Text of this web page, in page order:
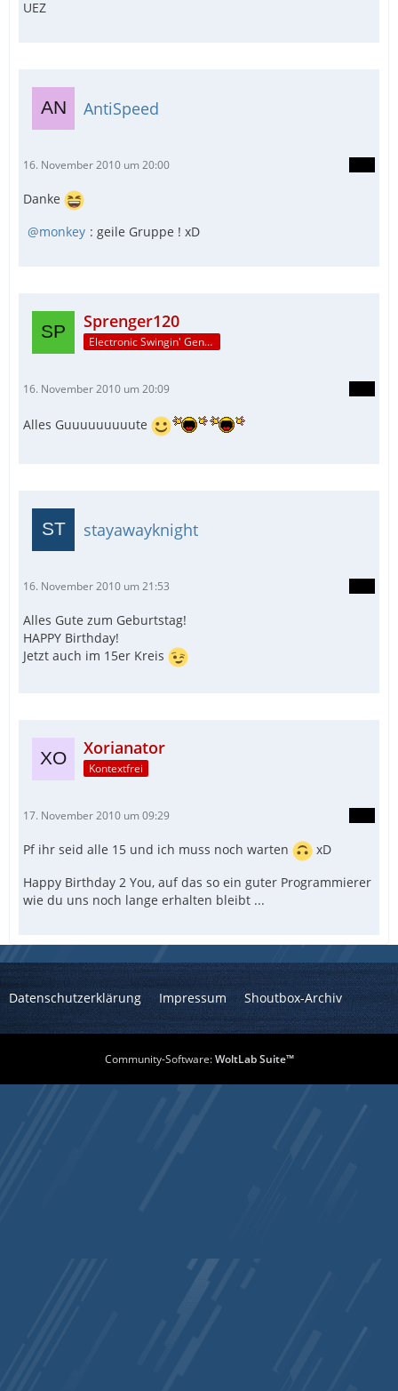
UEZ
AntiSpeed
16. November 2010 um 20:00
Danke
monkey : geile Gruppe ! xD
Sprenger120
Electronic Swingin' Gentleman
16. November 2010 um 20:09
Alles Guuuuuuuuute
stayawayknight
16. November 2010 um 21:53
Alles Gute zum Geburtstag!
HAPPY Birthday!
Jetzt auch im 15er Kreis
Xorianator
Kontextfrei
17. November 2010 um 09:29
Pf ihr seid alle 15 und ich muss noch warten
xD
Happy Birthday 2 You, auf das so ein guter Programmierer
wie du uns noch lange erhalten bleibt ...
Datenschutzerklärung Impressum Shoutbox-Archiv
Community-Software:WoltLab Suite™